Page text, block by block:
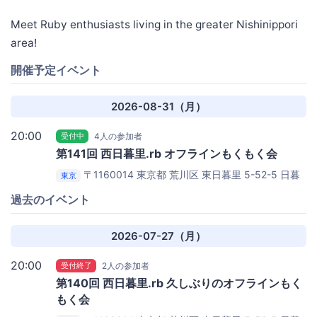
Meet Ruby enthusiasts living in the greater Nishinippori
area!
開催予定イベント
2026-08-31（月）
20:00 受付中 4人の参加者
第141回 西日暮里.rb オフラインもくもく会
東京 〒1160014 東京都 荒川区 東日暮里 5-52-5 日暮
過去のイベント
2026-07-27（月）
20:00 受付終了 2人の参加者
第140回 西日暮里.rb 久しぶりのオフラインもく
もく会